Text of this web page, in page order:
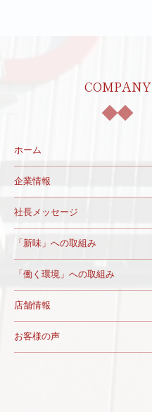
COMPANY
ホーム
企業情報
社長メッセージ
「新味」への取組み
「働く環境」への取組み
店舗情報
お客様の声